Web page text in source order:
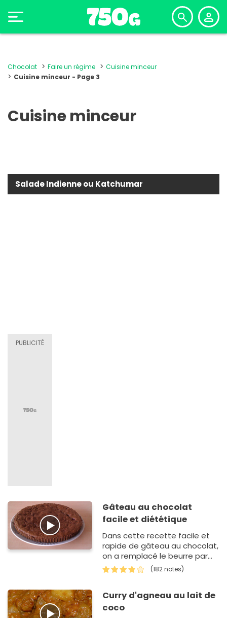
Chocolat Faire un régime
Cuisine minceur
Cuisine minceur - Page 3
Cuisine minceur
Salade Indienne ou Katchumar
Gâteau au chocolat
facile et diététique
Dans cette recette facile et
rapide de gâteau au chocolat,
on a remplacé le beurre par
de la crème, pour un résultat
plus léger.
(182 notes)
Curry d'agneau au lait de
coco